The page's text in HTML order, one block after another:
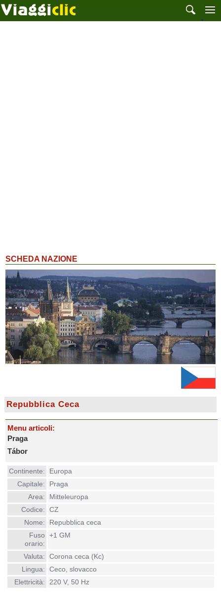
SCHEDA NAZIONE
Repubblica Ceca
Menu articoli:
Praga
Tábor
Continente:
Europa
Capitale:
Praga
Area:
Mitteleuropa
Codice:
CZ
Nome:
Repubblica ceca
Fuso
orario:
+1 GM
Valuta:
Corona ceca (Kc)
Lingua:
Ceco, slovacco
Elettricità:
220 V, 50 Hz